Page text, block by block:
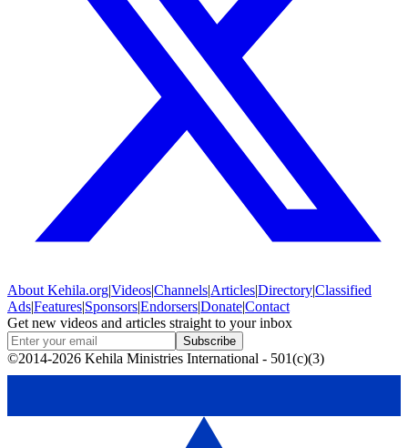
About Kehila.org|Videos|Channels|Articles|Directory|Classified
Ads|Features|Sponsors|Endorsers|Donate|Contact
Get new videos and articles straight to your inbox
Subscribe
©2014-2026 Kehila Ministries International - 501(c)(3)